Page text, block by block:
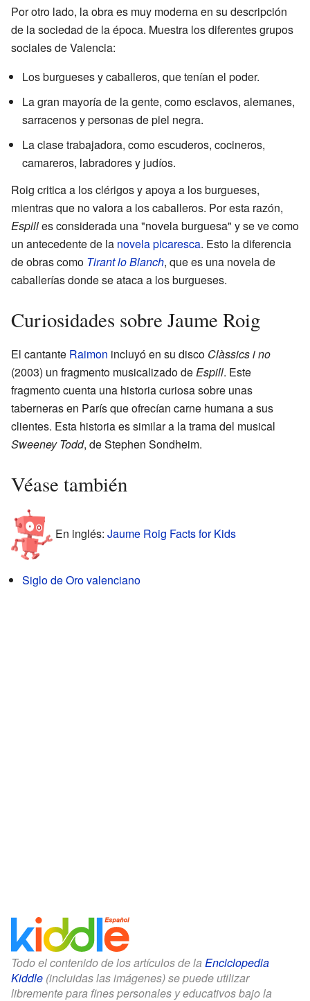
Por otro lado, la obra es muy moderna en su descripción
de la sociedad de la época. Muestra los diferentes grupos
sociales de Valencia:
Los burgueses y caballeros, que tenían el poder.
La gran mayoría de la gente, como esclavos, alemanes,
sarracenos y personas de piel negra.
La clase trabajadora, como escuderos, cocineros,
camareros, labradores y judíos.
Roig critica a los clérigos y apoya a los burgueses,
mientras que no valora a los caballeros. Por esta razón,
Espilles considerada una "novela burguesa" y se ve como
un antecedente de la novela picaresca. Esto la diferencia
de obras como Tirant lo Blanch, que es una novela de
caballerías donde se ataca a los burgueses.
Curiosidades sobre Jaume Roig
El cantante Raimon incluyó en su disco Clàssics i no
(2003) un fragmento musicalizado deEspill. Este
fragmento cuenta una historia curiosa sobre unas
taberneras en París que ofrecían carne humana a sus
clientes. Esta historia es similar a la trama del musical
Sweeney Todd, de Stephen Sondheim.
Véase también
En inglés: Jaume Roig Facts for Kids
Siglo de Oro valenciano
Todo el contenido de los artículos de la Enciclopedia
Kiddle (incluidas las imágenes) se puede utilizar
libremente para fines personales y educativos bajo la